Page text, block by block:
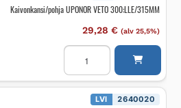
Kaivonkansi/pohja UPONOR VETO 300:LLE/315MM
29,28 € (alv 25,5%)
Kaivonkansi/pohja
UPONOR
VETO
300:LLE/315MM
määrä
LVI 2640020